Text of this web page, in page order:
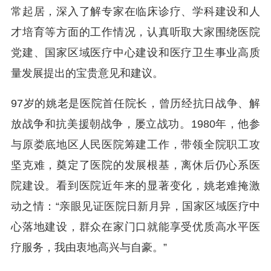
常起居，深入了解专家在临床诊疗、学科建设和人
才培育等方面的工作情况，认真听取大家围绕医院
党建、国家区域医疗中心建设和医疗卫生事业高质
量发展提出的宝贵意见和建议。
97岁的姚老是医院首任院长，曾历经抗日战争、解
放战争和抗美援朝战争，屡立战功。1980年，他参
与原娄底地区人民医院筹建工作，带领全院职工攻
坚克难，奠定了医院的发展根基，离休后仍心系医
院建设。看到医院近年来的显著变化，姚老难掩激
动之情：“亲眼见证医院日新月异，国家区域医疗中
心落地建设，群众在家门口就能享受优质高水平医
疗服务，我由衷地高兴与自豪。”